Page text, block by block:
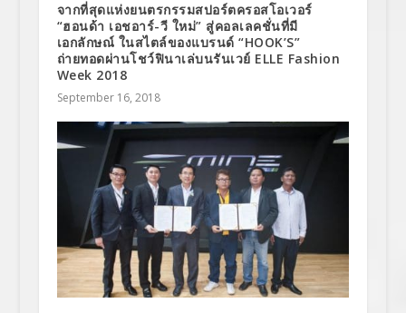
จากที่สุดแห่งยนตรกรรมสปอร์ตครอสโอเวอร์
“ฮอนด้า เอชอาร์-วี ใหม่” สู่คอลเลคชั่นที่มี
เอกลักษณ์ ในสไตล์ของแบรนด์ “HOOK’S”
ถ่ายทอดผ่านโชว์ฟินาเล่บนรันเวย์ ELLE Fashion
Week 2018
September 16, 2018